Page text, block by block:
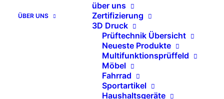
ÜBER UNS
über uns
Zertifizierung
3D Druck
Prüftechnik Übersicht
Neueste Produkte
Multifunktionsprüffeld
Möbel
Fahrrad
Sportartikel
Haushaltsgeräte
   KATALOG EN (PDF)